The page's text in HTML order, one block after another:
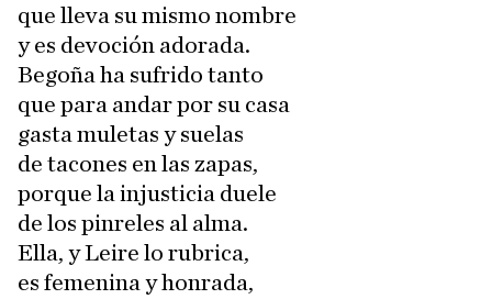
que lleva su mismo nombre
y es devoción adorada.
Begoña ha sufrido tanto
que para andar por su casa
gasta muletas y suelas
de tacones en las zapas,
porque la injusticia duele
de los pinreles al alma.
Ella, y Leire lo rubrica,
es femenina y honrada,